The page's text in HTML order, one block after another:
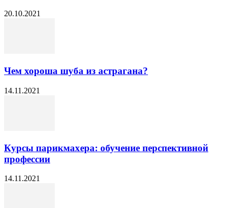
20.10.2021
Чем хороша шуба из астрагана?
14.11.2021
Курсы парикмахера: обучение перспективной
профессии
14.11.2021